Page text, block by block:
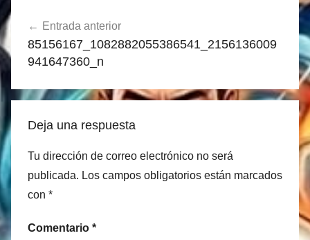
Navegación
de
entradas
Entrada anterior
85156167_1082882055386541_2156136009
941647360_n
Deja una respuesta
Tu dirección de correo electrónico no será
publicada. Los campos obligatorios están marcados
con *
Comentario *